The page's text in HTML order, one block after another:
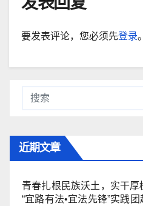
要发表评论，您必须先登录。
近期文章
青春扎根民族沃土，实干
“宜路有法•宜法先锋”实践